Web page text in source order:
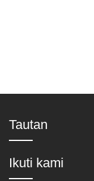
Tautan
Ikuti kami